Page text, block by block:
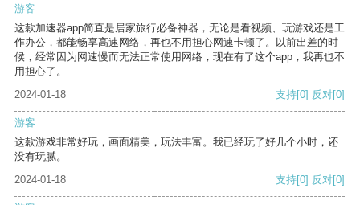
游客
这款加速器app简直是居家旅行必备神器，无论是看视频、玩游戏还是工
作办公，都能畅享高速网络，再也不用担心网速卡顿了。以前出差的时
候，经常因为网速慢而无法正常使用网络，现在有了这个app，我再也不
用担心了。
2024-01-18
支持[0] 反对[0]
游客
这款游戏非常好玩，画面精美，玩法丰富。我已经玩了好几个小时，还
没有玩腻。
2024-01-18
支持[0] 反对[0]